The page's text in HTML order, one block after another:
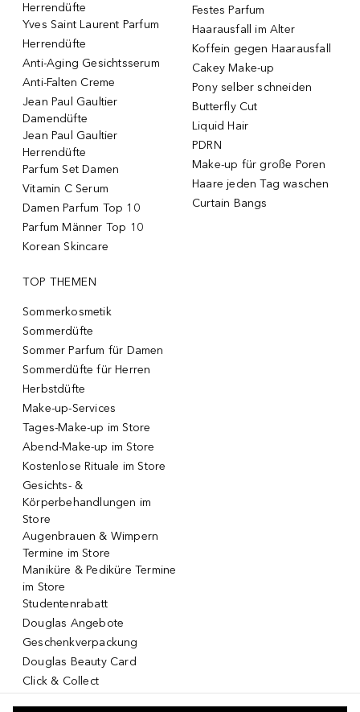
Herrendüfte
Yves Saint Laurent Parfum
Herrendüfte
Anti-Aging Gesichtsserum
Anti-Falten Creme
Jean Paul Gaultier
Damendüfte
Jean Paul Gaultier
Herrendüfte
Parfum Set Damen
Vitamin C Serum
Damen Parfum Top 10
Parfum Männer Top 10
Korean Skincare
Festes Parfum
Haarausfall im Alter
Koffein gegen Haarausfall
Cakey Make-up
Pony selber schneiden
Butterfly Cut
Liquid Hair
PDRN
Make-up für große Poren
Haare jeden Tag waschen
Curtain Bangs
TOP THEMEN
Sommerkosmetik
Sommerdüfte
Sommer Parfum für Damen
Sommerdüfte für Herren
Herbstdüfte
Make-up-Services
Tages-Make-up im Store
Abend-Make-up im Store
Kostenlose Rituale im Store
Gesichts- &
Körperbehandlungen im
Store
Augenbrauen & Wimpern
Termine im Store
Maniküre & Pediküre Termine
im Store
Studentenrabatt
Douglas Angebote
Geschenkverpackung
Douglas Beauty Card
Click & Collect